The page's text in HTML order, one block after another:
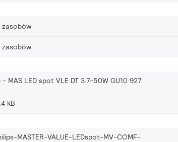
zasobów
zasobów
- MAS LED spot VLE DT 3.7-50W GU10 927
kB
MASTER-VALUE-LEDspot-MV-COMF-